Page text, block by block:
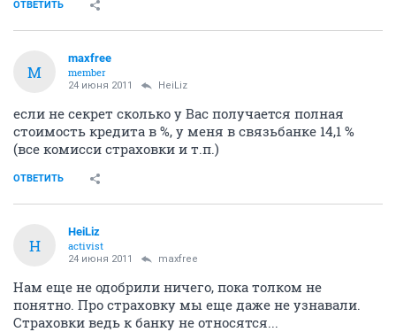
ОТВЕТИТЬ
M
maxfree
member
24 июня 2011 HeiLiz
если не секрет сколько у Вас получается полная
стоимость кредита в %, у меня в связьбанке 14,1 %
(все комисси страховки и т.п.)
ОТВЕТИТЬ
H
HeiLiz
activist
24 июня 2011 maxfree
Нам еще не одобрили ничего, пока толком не
понятно. Про страховку мы еще даже не узнавали.
Страховки ведь к банку не относятся...